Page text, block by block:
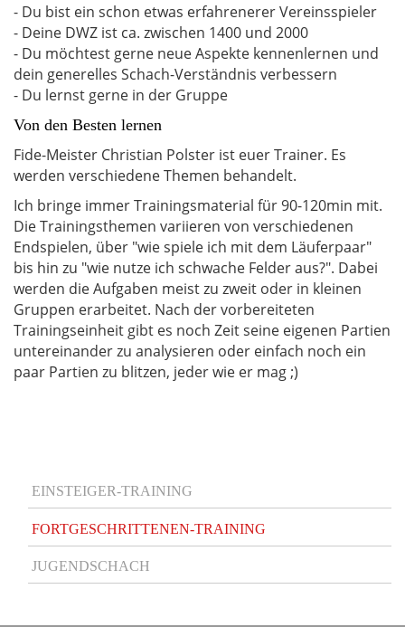
- Du bist ein schon etwas erfahrenerer Vereinsspieler
- Deine DWZ ist ca. zwischen 1400 und 2000
- Du möchtest gerne neue Aspekte kennenlernen und
dein generelles Schach-Verständnis verbessern
- Du lernst gerne in der Gruppe
Von den Besten lernen
Fide-Meister Christian Polster ist euer Trainer. Es
werden verschiedene Themen behandelt.
Ich bringe immer Trainingsmaterial für 90-120min mit.
Die Trainingsthemen variieren von verschiedenen
Endspielen, über "wie spiele ich mit dem Läuferpaar"
bis hin zu "wie nutze ich schwache Felder aus?". Dabei
werden die Aufgaben meist zu zweit oder in kleinen
Gruppen erarbeitet. Nach der vorbereiteten
Trainingseinheit gibt es noch Zeit seine eigenen Partien
untereinander zu analysieren oder einfach noch ein
paar Partien zu blitzen, jeder wie er mag ;)
Main
navigation
EINSTEIGER-TRAINING
FORTGESCHRITTENEN-TRAINING
JUGENDSCHACH